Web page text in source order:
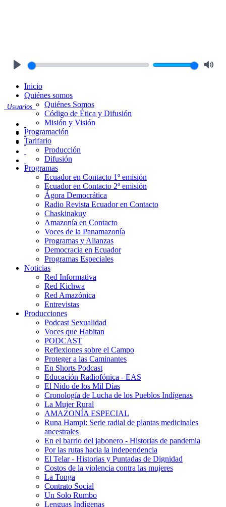
Usuarios
Inicio
Quiénes somos
Quiénes Somos
Código de Ética y Difusión
Misión y Visión
Programación
Tarifario
Producción
Difusión
Programas
Ecuador en Contacto 1º emisión
Ecuador en Contacto 2º emisión
Ágora Democrática
Radio Revista Ecuador en Contacto
Chaskinakuy
Amazonía en Contacto
Voces de la Panamazonía
Programas y Alianzas
Democracia en Ecuador
Programas Especiales
Noticias
Red Informativa
Red Kichwa
Red Amazónica
Entrevistas
Producciones
Podcast Sexualidad
Voces que Habitan
PODCAST
Reflexiones sobre el Campo
Proteger a las Caminantes
En Shorts Podcast
Educación Radiofónica - EAS
El Nido de los Mil Días
Cronología de Lucha de los Pueblos Indígenas
La Mujer Rural
AMAZONÍA ESPECIAL
Runa Hampi: Serie radial de plantas medicinales
ancestrales
En el barrio del jabonero - Historias de pandemia
Por las rutas hacia la independencia
El Telar - Historias y Puntadas de Dignidad
Costos de la violencia contra las mujeres
La Tonga
Contrato Social
Un Solo Rumbo
Lenguas Indígenas